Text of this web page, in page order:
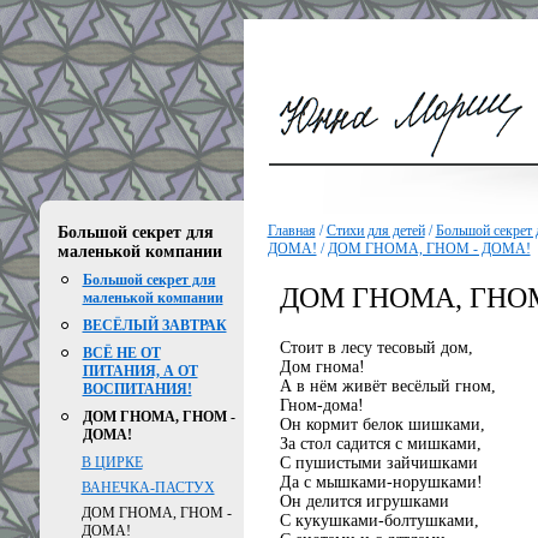
Большой секрет для
маленькой компании
Большой секрет для
маленькой компании
ВЕСЁЛЫЙ ЗАВТРАК
ВСЁ НЕ ОТ
ПИТАНИЯ, А ОТ
ВОСПИТАНИЯ!
ДОМ ГНОМА, ГНОМ -
ДОМА!
В ЦИРКЕ
ВАНЕЧКА-ПАСТУХ
ДОМ ГНОМА, ГНОМ -
ДОМА!
Главная/Стихи для детей/Большой секрет
ДОМА! /ДОМ ГНОМА, ГНОМ - ДОМА!
ДОМ ГНОМА,
Стоит в лесу тесовый дом,
Дом гнома!
А в нём живёт весёлый гном,
Гном-дома!
Он кормит белок шишками,
За стол садится с мишками,
С пушистыми зайчишками
Да с мышками-норушками!
Он делится игрушками
С кукушками-болтушками,